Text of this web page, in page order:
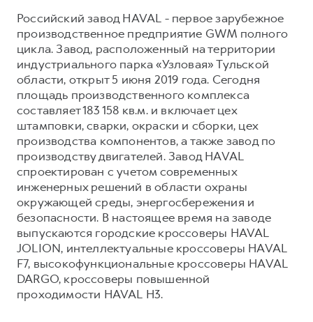
Российский завод HAVAL - первое зарубежное
производственное предприятие GWM полного
цикла. Завод, расположенный на территории
индустриального парка «Узловая» Тульской
области, открыт 5 июня 2019 года. Сегодня
площадь производственного комплекса
составляет 183 158 кв.м. и включает цех
штамповки, сварки, окраски и сборки, цех
производства компонентов, а также завод по
производству двигателей. Завод HAVAL
спроектирован с учетом современных
инженерных решений в области охраны
окружающей среды, энергосбережения и
безопасности. В настоящее время на заводе
выпускаются городские кроссоверы HAVAL
JOLION, интеллектуальные кроссоверы HAVAL
F7, высокофункциональные кроссоверы HAVAL
DARGO, кроссоверы повышенной
проходимости HAVAL H3.